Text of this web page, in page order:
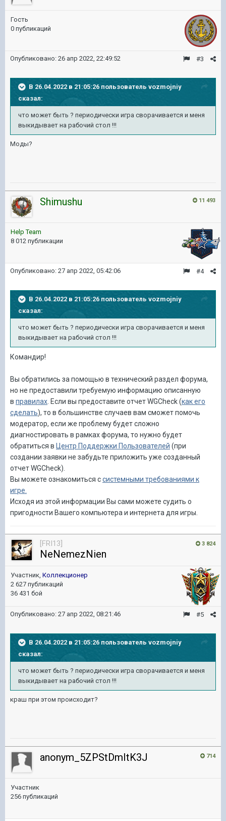
Гость
0 публикаций
#3
Опубликовано: 26 апр 2022, 22:49:52
В 26.04.2022 в 21:05:26 пользователь vozmojniy
сказал:
что может быть ? периодически игра сворачивается и меня
выкидывает на рабочий стол !!!
Моды?
11 493
Shimushu
Help Team
8 012 публикации
#4
Опубликовано: 27 апр 2022, 05:42:06
В 26.04.2022 в 21:05:26 пользователь vozmojniy
сказал:
что может быть ? периодически игра сворачивается и меня
выкидывает на рабочий стол !!!
Командир!
Вы обратились за помощью в технический раздел форума,
но не предоставили требуемую информацию описанную
в правилах Если вы предоставите отчет WGCheck (как его
сделать), то в большинстве случаев вам сможет помочь
модератор, если же проблему будет сложно
диагностировать в рамках форума, то нужно будет
обратиться в Центр Поддержки Пользователей (при
создании заявки не забудьте приложить уже созданный
отчет WGCheck).
Вы можете ознакомиться ссистемными требованиями к
игре.
Исходя из этой информации Вы сами можете судить о
пригодности Вашего компьютера и интернета для игры.
3 824
[FRI13]
NeNemezNien
Участник, Коллекционер
2 627 публикаций
36 431 бой
#5
Опубликовано: 27 апр 2022, 08:21:46
В 26.04.2022 в 21:05:26 пользователь vozmojniy
сказал:
что может быть ? периодически игра сворачивается и меня
выкидывает на рабочий стол !!!
краш при этом происходит?
714
anonym_5ZPStDmItK3J
Участник
256 публикаций